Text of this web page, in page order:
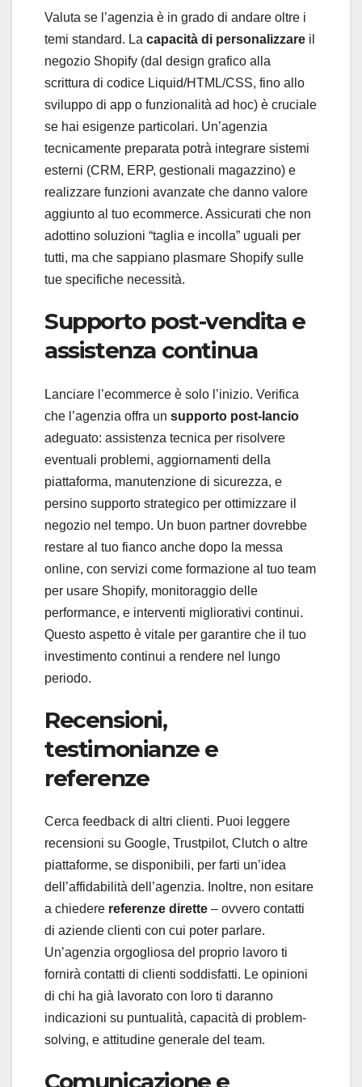
Valuta se l’agenzia è in grado di andare oltre i
temi standard. La capacità di personalizzare il
negozio Shopify (dal design grafico alla
scrittura di codice Liquid/HTML/CSS, fino allo
sviluppo di app o funzionalità ad hoc) è cruciale
se hai esigenze particolari. Un’agenzia
tecnicamente preparata potrà integrare sistemi
esterni (CRM, ERP, gestionali magazzino) e
realizzare funzioni avanzate che danno valore
aggiunto al tuo ecommerce. Assicurati che non
adottino soluzioni “taglia e incolla” uguali per
tutti, ma che sappiano plasmare Shopify sulle
tue specifiche necessità.
Supporto post-vendita e
assistenza continua
Lanciare l’ecommerce è solo l’inizio. Verifica
che l’agenzia offra un supporto post-lancio
adeguato: assistenza tecnica per risolvere
eventuali problemi, aggiornamenti della
piattaforma, manutenzione di sicurezza, e
persino supporto strategico per ottimizzare il
negozio nel tempo. Un buon partner dovrebbe
restare al tuo fianco anche dopo la messa
online, con servizi come formazione al tuo team
per usare Shopify, monitoraggio delle
performance, e interventi migliorativi continui.
Questo aspetto è vitale per garantire che il tuo
investimento continui a rendere nel lungo
periodo.
Recensioni,
testimonianze e
referenze
Cerca feedback di altri clienti. Puoi leggere
recensioni su Google, Trustpilot, Clutch o altre
piattaforme, se disponibili, per farti un’idea
dell’affidabilità dell’agenzia. Inoltre, non esitare
a chiedere referenze dirette – ovvero contatti
di aziende clienti con cui poter parlare.
Un’agenzia orgogliosa del proprio lavoro ti
fornirà contatti di clienti soddisfatti. Le opinioni
di chi ha già lavorato con loro ti daranno
indicazioni su puntualità, capacità di problem-
solving, e attitudine generale del team.
Comunicazione e